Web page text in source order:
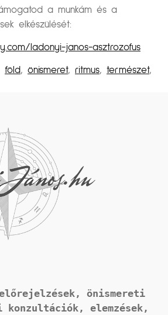
a munkám és a
elkészülését:
ladonyi-janos-asztrozofus
föld, önismeret, ritmus, természet,
önismereti